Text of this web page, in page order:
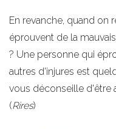
En revanche, quand on
éprouvent de la
? Une personne qui
autres d'injures est
vous déconseille d'être
(Rires)